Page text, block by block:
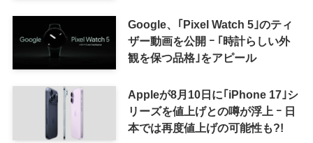
来の｢収益分配｣は廃止
Google、｢Pixel Watch 5｣のティ
ザー動画を公開 ｰ ｢時計らしい外
観を保つ品格｣をアピール
Appleが8月10日に｢iPhone 17｣シ
リーズを値上げとの噂が浮上 ｰ 日
本では再度値上げの可能性も?!